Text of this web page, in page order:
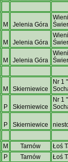
M Jelenia Góra
M Jelenia Góra
M Jelenia Góra
M Skierniewice
Nr 1
P Skierniewice
Nr 1
P Skierniewice
M Tarnów
Łoś
P Tarnów Łoś